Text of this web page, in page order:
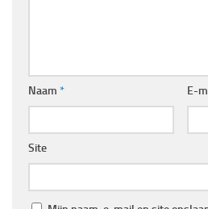
Naam * E-
Site